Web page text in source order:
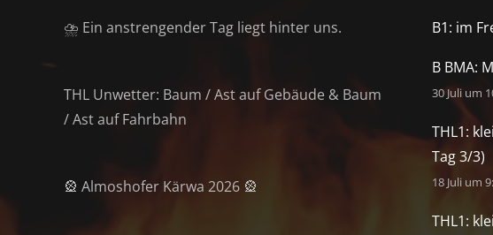
⛈️ Ein anstrengender Tag liegt hinter uns.
THL Unwetter: Baum / Ast auf Gebäude & Baum
/ Ast auf Fahrbahn
🎡 Almoshofer Kärwa 2026 🎡
B1: im
B BMA:
30 Juli um
THL1:
Tag 3/3)
18 Juli um
THL1: